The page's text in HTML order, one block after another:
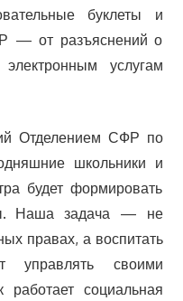
буклеты и
— от разъяснений о
услугам
Отделением СФР по
школьники и
будет формировать
Наша задача — не
правах, а воспитать
управлять своими
социальная